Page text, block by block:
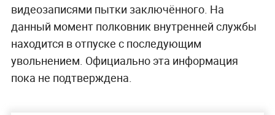
видеозаписями пытки заключённого. На
данный момент полковник внутренней службы
находится в отпуске с последующим
увольнением. Официально эта информация
пока не подтверждена.